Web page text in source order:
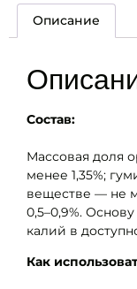
Описание
Состав:
Массовая доля
менее 1,35%;
веществе — не
0,5–0,9%.
калий в
Как